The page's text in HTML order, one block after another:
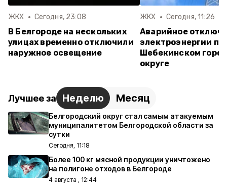
ЖКХ Сегодня, 23:08
В Белгороде на нескольких
улицах временно отключили
наружное освещение
ЖКХ Сегодня, 11:26
Аварийное
электроэнергии
Шебекинском
округе
Лучшее за Неделю Месяц
Белгородский округ стал самым атакуемым
муниципалитетом Белгородской области за
сутки
Сегодня, 11:18
Более 100 кг мясной продукции уничтожено
на полигоне отходов в Белгороде
4 августа , 12:44